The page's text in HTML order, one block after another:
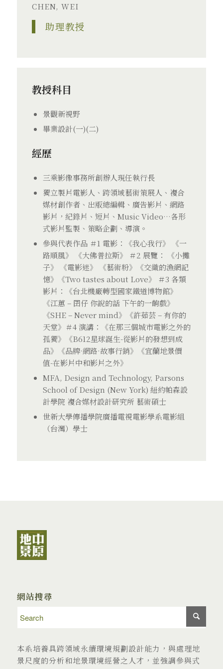
CHEN, WEI
助理教授
教授科目
景觀新視野
畢業設計(一)(二)
經歷
三乘影像事務所創辦人現任執行長
獨立製片電影人、跨領域藝術策展人、複合
媒材創作者、出版總編輯、廣告影片、網路
影片，紀錄片、短片、Music Video…各形
式影片監製、策略企劃、導演。
參與代表作品 ＃1 電影：《我心我行》 《一
路順風》 《大佛普拉斯》 ＃2 展覽： 《小攤
子》 《電影迷》 《藝術粉》《交織的漁網記
憶》《Two tastes about Love》 ＃3 各類
影片：《台北機廠轉型國家鐵道博物館》
《江蕙 – 囝仔 你說的話 下午的一齣戲》
《SHE – Never mind》《許茹芸 – 有你的
天堂》＃4 演講：《在那三個城市電影之外的
孤獨》《B612星球誕生-從影片的發想到成
品》《品牌·網路·故事行銷》《宜蘭地景價
值-在影片中和影片之外》
MFA, Design and Technology, Parsons
School of Design (New York) 紐約帕森設
計學院 複合媒材設計研究所 藝術碩士
世新大學傳播學院廣播電視電影學系電影組
（台灣）學士
網站搜尋
本系培養具跨領域永續環境規劃設計能力，與處理地
景尺度的分析和地景環境經營之人才，並強調參與式